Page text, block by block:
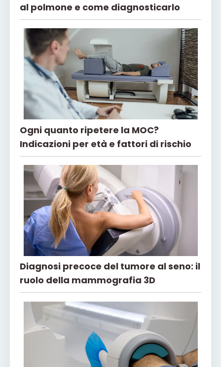
al polmone e come diagnosticarlo
Ogni quanto ripetere la MOC?
Indicazioni per età e fattori di rischio
Diagnosi precoce del tumore al seno: il
ruolo della mammografia 3D